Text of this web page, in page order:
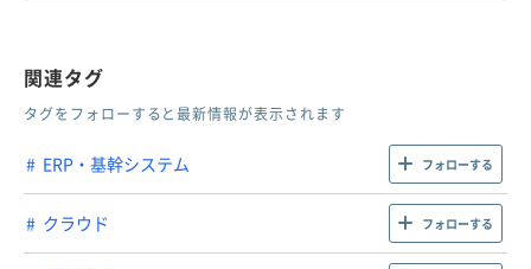
関連タグ
タグをフォローすると最新情報が表示されます
ERP・基幹システム フォローする
クラウド フォローする